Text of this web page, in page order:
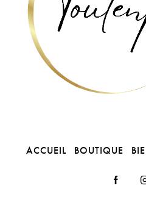
ACCUEIL BOUTIQUE